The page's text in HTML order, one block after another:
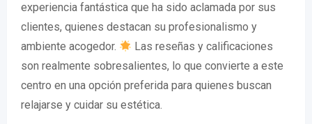
experiencia fantástica que ha sido aclamada por sus
clientes, quienes destacan su profesionalismo y
ambiente acogedor.
Las reseñas y calificaciones
son realmente sobresalientes, lo que convierte a este
centro en una opción preferida para quienes buscan
relajarse y cuidar su estética.